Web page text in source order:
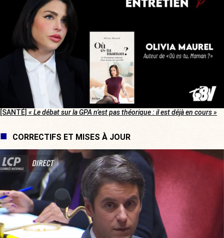
[SANTÉ] « Le débat sur la GPA n’est pas théorique : il est déjà en cours »
CORRECTIFS ET MISES À JOUR